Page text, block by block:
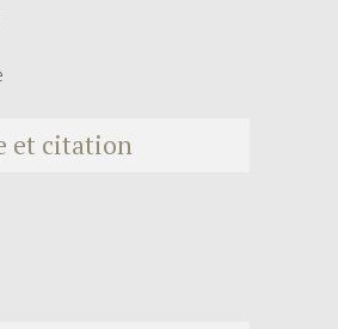
et citation